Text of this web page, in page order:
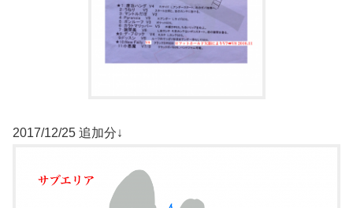
2017/12/25 追加分↓